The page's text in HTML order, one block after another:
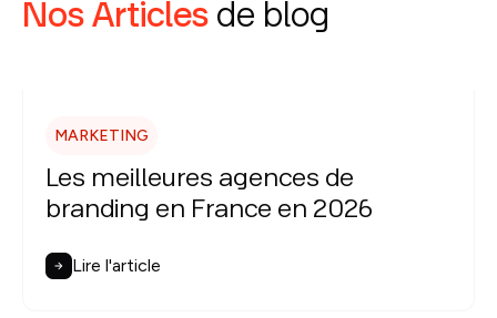
Nos Articles de blog
MARKETING
Les meilleures agences de
branding en France en 2026
Lire l'article